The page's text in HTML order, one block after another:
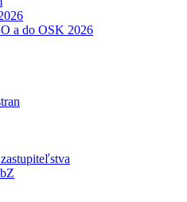
a do OSK 2026